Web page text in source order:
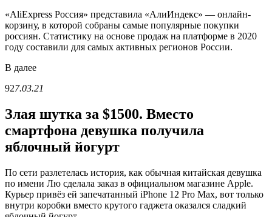
«AliExpress Россия» представила «АлиИндекс» — онлайн-
корзину, в которой собраны самые популярные покупки
россиян. Статистику на основе продаж на платформе в 2020
году составили для самых активных регионов России.
В далее
927.03.21
Злая шутка за $1500. Вместо
смартфона девушка получила
яблочный йогурт
По сети разлетелась история, как обычная китайская девушка
по имени Лю сделала заказ в официальном магазине Apple.
Курьер привёз ей запечатанный iPhone 12 Pro Max, вот только
внутри коробки вместо крутого гаджета оказался сладкий